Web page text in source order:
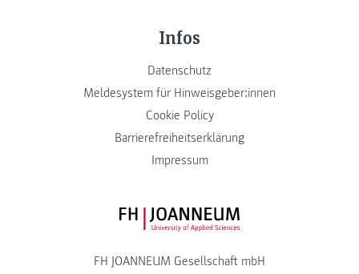
Infos
Datenschutz
Meldesystem für Hinweisgeber:innen
Cookie Policy
Barrierefreiheitserklärung
Impressum
FH JOANNEUM Logo
FH JOANNEUM Gesellschaft mbH